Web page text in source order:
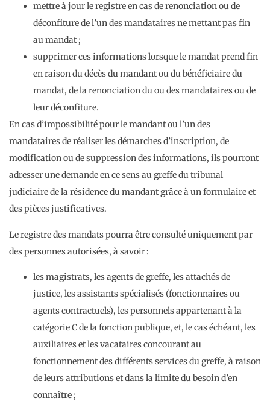
mettre à jour le registre en cas de renonciation ou de
déconfiture de l’un des mandataires ne mettant pas fin
au mandat ;
supprimer ces informations lorsque le mandat prend fin
en raison du décès du mandant ou du bénéficiaire du
mandat, de la renonciation du ou des mandataires ou de
leur déconfiture.
En cas d’impossibilité pour le mandant ou l’un des
mandataires de réaliser les démarches d’inscription, de
modification ou de suppression des informations, ils pourront
adresser une demande en ce sens au greffe du tribunal
judiciaire de la résidence du mandant grâce à un formulaire et
des pièces justificatives.
Le registre des mandats pourra être consulté uniquement par
des personnes autorisées, à savoir :
les magistrats, les agents de greffe, les attachés de
justice, les assistants spécialisés (fonctionnaires ou
agents contractuels), les personnels appartenant à la
catégorie C de la fonction publique, et, le cas échéant, les
auxiliaires et les vacataires concourant au
fonctionnement des différents services du greffe, à raison
de leurs attributions et dans la limite du besoin d’en
connaître ;